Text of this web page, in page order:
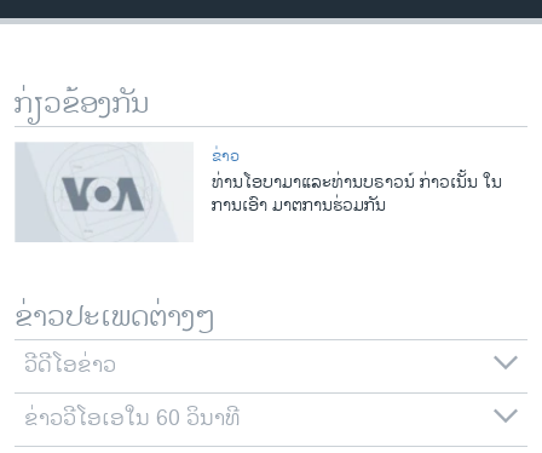
ທຸລະກິດ
ວີດີໂອ
ລາຍການກະຈາຍສຽງ
ລາຍງານ
ຕິດຕາມພວກເຮົາ ທີ່
ພາສາຕ່າງໆ
ກ່ຽວຂ້ອງກັນ
ຂ່າວ
ທ່ານໂອບາມາແລະທ່ານບຣາວນ໌ ກ່າວເນັ້ນ ໃນ
ການເອົາ ມາຕການຮ່ວມກັນ
ຂ່າວປະເພດຕ່າງໆ
ວີດີໂອຂ່າວ
ຂ່າວວີໂອເອໃນ 60 ວິນາທີ